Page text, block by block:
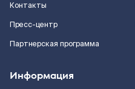
Контакты
Пресс-центр
Партнерская программа
Информация